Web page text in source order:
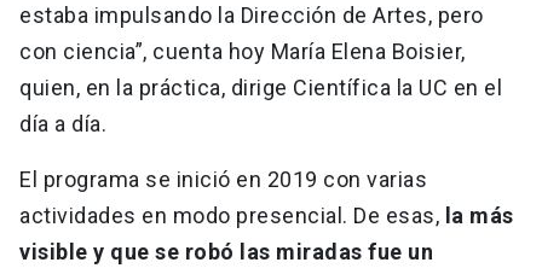
estaba impulsando la Dirección de Artes, pero
con ciencia”, cuenta hoy María Elena Boisier,
quien, en la práctica, dirige Científica la UC en el
día a día.
El programa se inició en 2019 con varias
actividades en modo presencial. De esas, la más
visible y que se robó las miradas fue un